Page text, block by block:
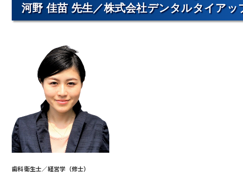
河野 佳苗 先生／株式会社デンタルタイアッ
歯科衛生士／経営学（修士）